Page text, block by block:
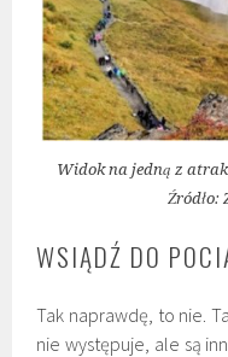
Widok na jedną z
Źródło:
WSIĄDŹ DO
Tak naprawdę, to nie.
nie występuje, ale są